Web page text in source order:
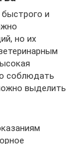
и
но их
соблюдать
выделить